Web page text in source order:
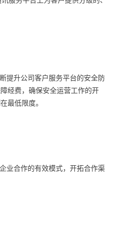
提升公司客户服务平台的安全防
经费，确保安全运营工作的开
最低限度。
业合作的有效模式，开拓合作渠